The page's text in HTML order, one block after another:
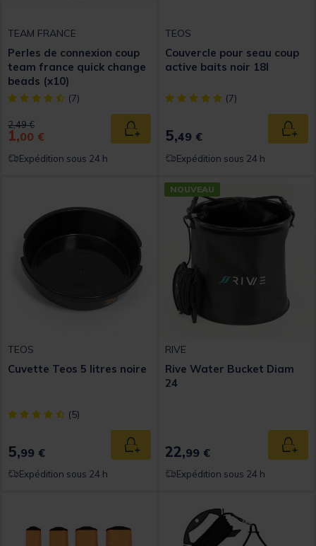
TEAM FRANCE
Perles de connexion coup
team france quick change
beads (x10)
[object Object] out of 5 Customer Rating
(7)
Price reduced from
2,49 €to
1,00 € Ajouter au panier
Expédition sous 24 h
TEOS
Couvercle pour seau coup
active baits noir 18l
[object Object] out of 5
(7)
5,49 €
Expédition sous 24 h
TEOS
Cuvette Teos 5 litres noire
[object Object] out of 5 Customer Rating
(5)
5,99 € Ajouter au panier
Expédition sous 24 h
NOUVEAU
RIVE
Rive Water Bucket Diam
24
22,99 €
Expédition sous 24 h